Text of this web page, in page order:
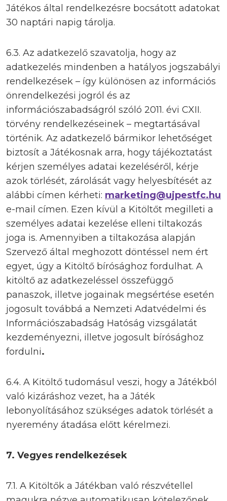
Játékos által rendelkezésre bocsátott adatokat
30 naptári napig tárolja.
6.3. Az adatkezelő szavatolja, hogy az
adatkezelés mindenben a hatályos jogszabályi
rendelkezések – így különösen az információs
önrendelkezési jogról és az
információszabadságról szóló 2011. évi CXII.
törvény rendelkezéseinek – megtartásával
történik. Az adatkezelő bármikor lehetőséget
biztosít a Játékosnak arra, hogy tájékoztatást
kérjen személyes adatai kezeléséről, kérje
azok törlését, zárolását vagy helyesbítését az
alábbi címen kérheti: marketing@ujpestfc.hu
e-mail címen. Ezen kívül a Kitöltőt megilleti a
személyes adatai kezelése elleni tiltakozás
joga is. Amennyiben a tiltakozása alapján
Szervező által meghozott döntéssel nem ért
egyet, úgy a Kitöltő bírósághoz fordulhat. A
kitöltő az adatkezeléssel összefüggő
panaszok, illetve jogainak megsértése esetén
jogosult továbbá a Nemzeti Adatvédelmi és
Információszabadság Hatóság vizsgálatát
kezdeményezni, illetve jogosult bírósághoz
fordulni.
6.4. A Kitöltő tudomásul veszi, hogy a Játékból
való kizáráshoz vezet, ha a Játék
lebonyolításához szükséges adatok törlését a
nyeremény átadása előtt kérelmezi.
7. Vegyes rendelkezések
7.1. A Kitöltők a Játékban való részvétellel